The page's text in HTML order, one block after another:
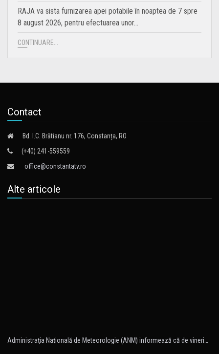
RAJA va sista furnizarea apei potabile în noaptea de 7 spre
8 august 2026, pentru efectuarea unor…
CONTINUARE...
Contact
Bd. I.C. Brătianu nr. 176, Constanța, RO
(+40) 241-559559
office@constantatv.ro
Alte articole
Administraţia Naţională de Meteorologie (ANM) informează că de vineri…